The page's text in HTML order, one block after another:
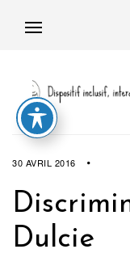
30 AVRIL 2016
Dulcie